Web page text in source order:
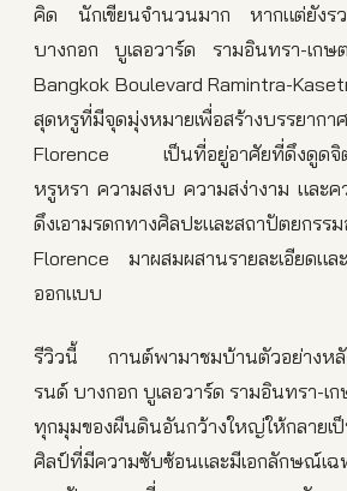
คิด นักเขียนจำนวนมาก หากแต่ยังรว
บางกอก บูเลอวาร์ด รามอินทรา-เก
Bangkok Boulevard Ramintra-
สุดหรูที่มีจุดมุ่งหมายเพื่อสร้างบรรยากา
Florence เป็นที่อยู่อาศัยที่ดึงดูดจิ
หรูหรา ความสงบ ความสง่างาม และค
ดึงเอามรดกทางศิลปะและสถาปัตยกรร
Florence มาผสมผสานรายละเอียดแล
ออกแบบ
รีวิวนี้ กานต์​พามาชมบ้านตัวอย่างหลั
รนด์ บางกอก บูเลอวาร์ด รามอินทรา-เ
ทุกมุมของผืนดินอันกว้างใหญ่ให้กลายเ
ศิลป์ที่มีความซับซ้อนและมีเอกลักษณ์เ